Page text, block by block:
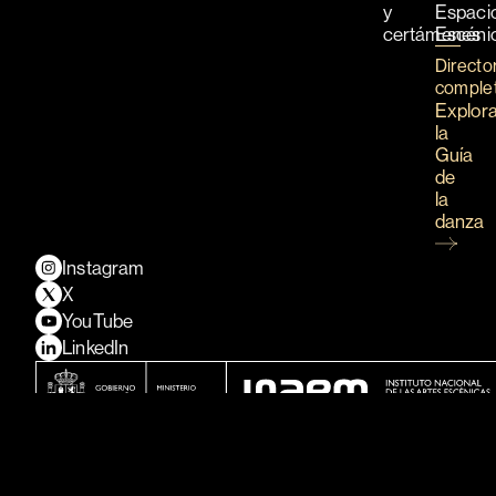
y
certámenes
la
Guía
de
la
danza
Instagram
X
YouTube
LinkedIn